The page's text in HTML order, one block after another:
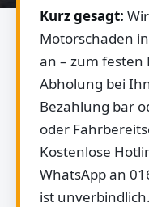
Kurz gesagt:
Motorschaden
an – zum festen
Abholung bei
Bezahlung bar
oder
Kostenlose
WhatsApp an
ist unverbindlich.